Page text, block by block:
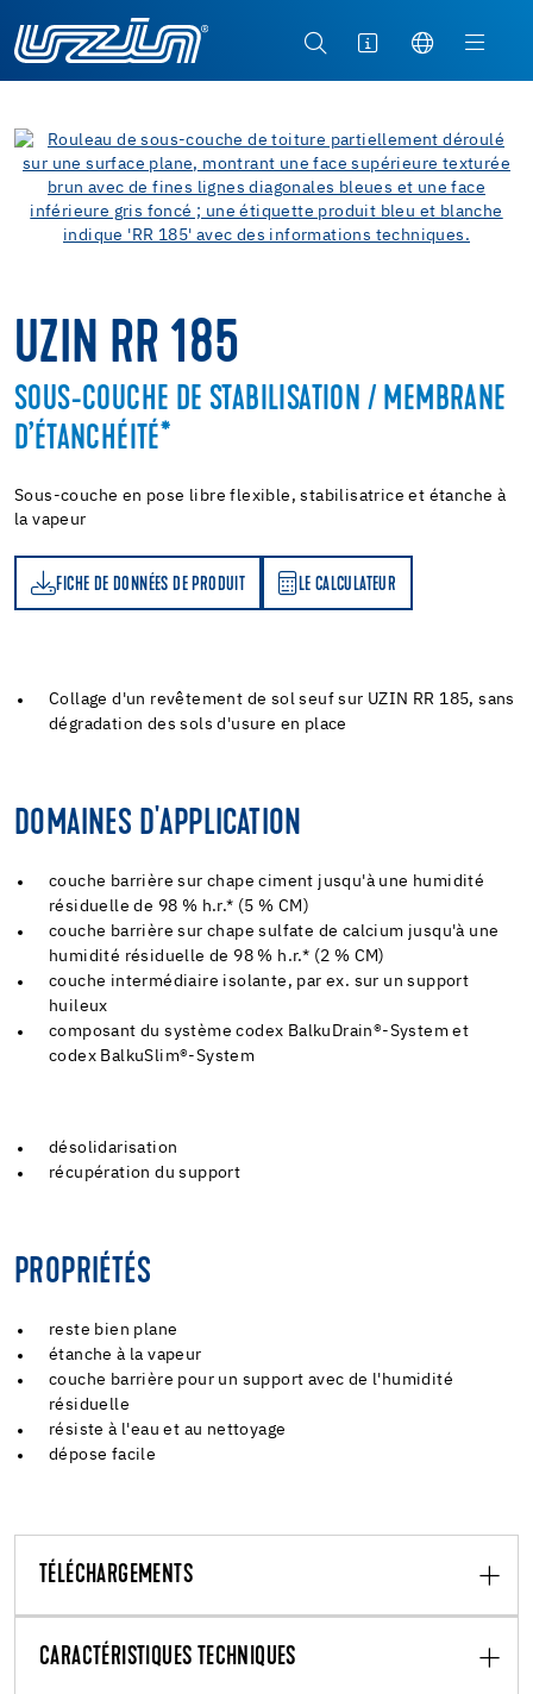
UZIN RR 185
SOUS-COUCHE DE STABILISATION / MEMBRANE
D’ÉTANCHÉITÉ*
Sous-couche en pose libre flexible, stabilisatrice et étanche à
la vapeur
FICHE DE DONNÉES DE PRODUIT LE CALCULATEUR
LE CALCULATEUR
Collage d'un revêtement de sol seuf sur UZIN RR 185, sans
dégradation des sols d'usure en place
DOMAINES D'APPLICATION
couche barrière sur chape ciment jusqu'à une humidité
résiduelle de 98 % h.r.* (5 % CM)
couche barrière sur chape sulfate de calcium jusqu'à une
humidité résiduelle de 98 % h.r.* (2 % CM)
couche intermédiaire isolante, par ex. sur un support
huileux
composant du système codex BalkuDrain®-System et
codex BalkuSlim®-System
désolidarisation
récupération du support
PROPRIÉTÉS
reste bien plane
étanche à la vapeur
couche barrière pour un support avec de l'humidité
résiduelle
résiste à l'eau et au nettoyage
dépose facile
TÉLÉCHARGEMENTS
CARACTÉRISTIQUES TECHNIQUES